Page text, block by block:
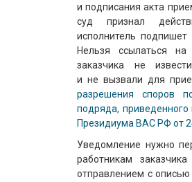
и подписания акта
суд признал
исполнитель
Нельзя ссылаться на
заказчика не
и не вызвали для
разрешения споров
подряда,
Президиума ВАС РФ от
Уведомление нужно
работникам
отправлением с